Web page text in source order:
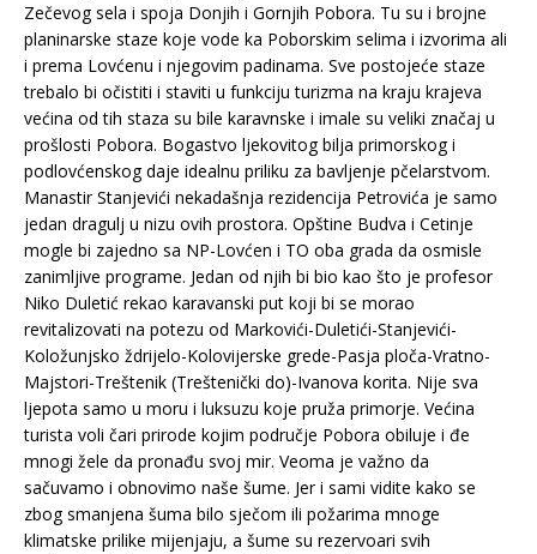
Zečevog sela i spoja Donjih i Gornjih Pobora. Tu su i brojne
planinarske staze koje vode ka Poborskim selima i izvorima ali
i prema Lovćenu i njegovim padinama. Sve postojeće staze
trebalo bi očistiti i staviti u funkciju turizma na kraju krajeva
većina od tih staza su bile karavnske i imale su veliki značaj u
prošlosti Pobora. Bogastvo ljekovitog bilja primorskog i
podlovćenskog daje idealnu priliku za bavljenje pčelarstvom.
Manastir Stanjevići nekadašnja rezidencija Petrovića je samo
jedan dragulj u nizu ovih prostora. Opštine Budva i Cetinje
mogle bi zajedno sa NP-Lovćen i TO oba grada da osmisle
zanimljive programe. Jedan od njih bi bio kao što je profesor
Niko Duletić rekao karavanski put koji bi se morao
revitalizovati na potezu od Markovići-Duletići-Stanjevići-
Koložunjsko ždrijelo-Kolovijerske grede-Pasja ploča-Vratno-
Majstori-Treštenik (Treštenički do)-Ivanova korita. Nije sva
ljepota samo u moru i luksuzu koje pruža primorje. Većina
turista voli čari prirode kojim područje Pobora obiluje i đe
mnogi žele da pronađu svoj mir. Veoma je važno da
sačuvamo i obnovimo naše šume. Jer i sami vidite kako se
zbog smanjena šuma bilo sječom ili požarima mnoge
klimatske prilike mijenjaju, a šume su rezervoari svih